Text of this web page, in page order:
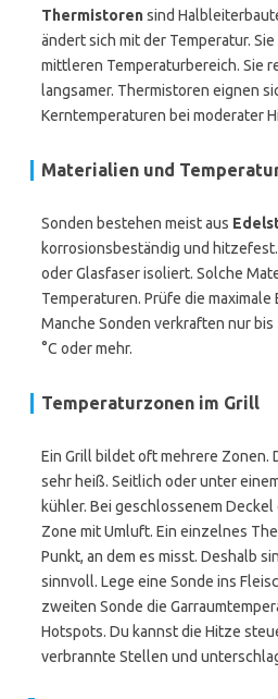
Thermistorensind
ändert sich mit der Temperatur.
mittleren Temperaturbereich. Sie
langsamer. Thermistoren eignen
Kerntemperaturen bei moderater
Materialien und
Sonden bestehen meist aus
korrosionsbeständig und
oder Glasfaser isoliert. Solche
Temperaturen. Prüfe die maximale
Manche Sonden verkraften nur bis
°C oder mehr.
Temperaturzonen im Grill
Ein Grill bildet oft mehrere Zonen.
sehr heiß. Seitlich oder unter
kühler. Bei geschlossenem
Zone mit Umluft. Ein einzelnes
Punkt, an dem es misst. Deshalb
sinnvoll. Lege eine Sonde ins
zweiten Sonde die
Hotspots. Du kannst die Hitze
verbrannte Stellen und